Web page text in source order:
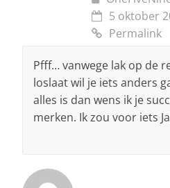
5 oktober
Permalink
Pfff… vanwege lak op de
loslaat wil je iets anders
alles is dan wens ik je
merken. Ik zou voor iets